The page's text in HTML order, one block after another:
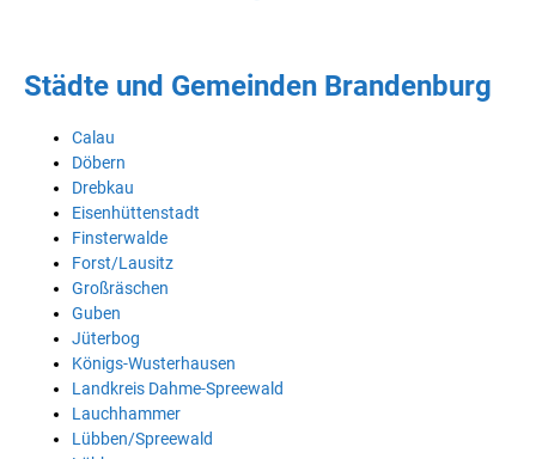
Städte und Gemeinden Brandenburg
Calau
Döbern
Drebkau
Eisenhüttenstadt
Finsterwalde
Forst/Lausitz
Großräschen
Guben
Jüterbog
Königs-Wusterhausen
Landkreis Dahme-Spreewald
Lauchhammer
Lübben/Spreewald